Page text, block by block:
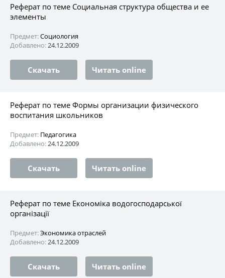
Реферат по теме Социальная структура общества и ее
элементы
Предмет:Социология
Добавлено:24.12.2009
Скачать Читать online
Реферат по теме Формы организации физического
воспитания школьников
Предмет: Педагогика
Добавлено:24.12.2009
Скачать Читать online
Реферат по теме Економіка водогосподарської
організації
Предмет:Экономика отраслей
Добавлено:24.12.2009
Скачать Читать online